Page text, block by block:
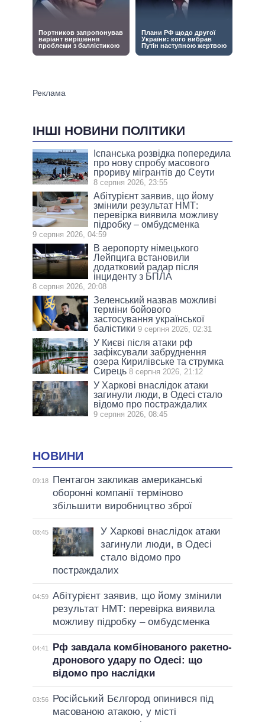
ІНШІ НОВИНИ ПОЛІТИКИ
Іспанська розвідка попередила
про нову спробу масового
прориву мігрантів до Сеути
8 серпня 2026, 23:55
Абітурієнт заявив, що йому
змінили результат НМТ:
перевірка виявила можливу
підробку – омбудсменка
9 серпня 2026, 04:59
В аеропорту німецького
Лейпцига встановили
додатковий радар після
інциденту з БПЛА
8 серпня 2026, 20:08
Зеленський назвав можливі
терміни бойового
застосування української
балістики 9 серпня 2026, 02:31
У Києві після атаки рф
зафіксували забруднення
озера Кирилівське та струмка
Сирець 8 серпня 2026, 21:12
У Харкові внаслідок атаки
загинули люди, в Одесі стало
відомо про постраждалих
9 серпня 2026, 08:45
НОВИНИ
09:18
Пентагон закликав американські
оборонні компанії терміново
збільшити виробництво зброї
08:45
У Харкові внаслідок атаки
загинули люди, в Одесі
стало відомо про
постраждалих
04:59 Абітурієнт заявив, що йому змінили
результат НМТ: перевірка виявила
можливу підробку – омбудсменка
04:41
Рф завдала комбінованого ракетно-
дронового удару по Одесі: що
відомо про наслідки
03:56
Російський Бєлгород опинився під
масованою атакою, у місті